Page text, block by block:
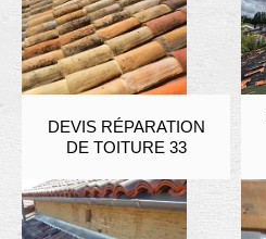
DEVIS RÉPARATION
DE TOITURE 33